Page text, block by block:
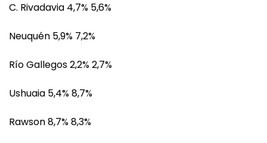
C. Rivadavia 4,7% 5,6%
Neuquén 5,9% 7,2%
Río Gallegos 2,2% 2,7%
Ushuaia 5,4% 8,7%
Rawson 8,7% 8,3%